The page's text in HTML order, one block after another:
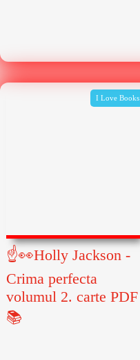
I Love Books
☝👀Holly Jackson -
Crima perfecta
volumul 2. carte PDF
📚